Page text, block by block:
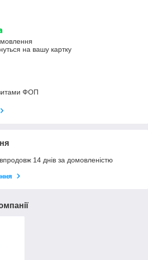
на вашу картку
ФОП
14 днів за домовленістю